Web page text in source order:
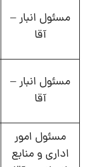
مسئول انبار –
آقا
مسئول انبار –
آقا
مسئول امور
اداری و منابع